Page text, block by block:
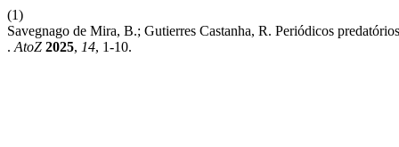
(1)
Savegnago de Mira, B.; Gutierres Castanha, R. Periódicos
. AtoZ 2025, 14, 1-10.